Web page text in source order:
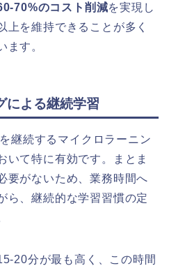
70%のコスト削減を実現し
上を維持できることが多く
ます。
による継続学習
を継続するマイクロラーニン
いて特に有効です。まとま
要がないため、業務時間へ
ら、継続的な学習習慣の定
20分が最も高く、この時間